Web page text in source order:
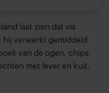
laat zien dat vis
verwerkt gemiddeld
van de ogen, chips
met lever en kuit.